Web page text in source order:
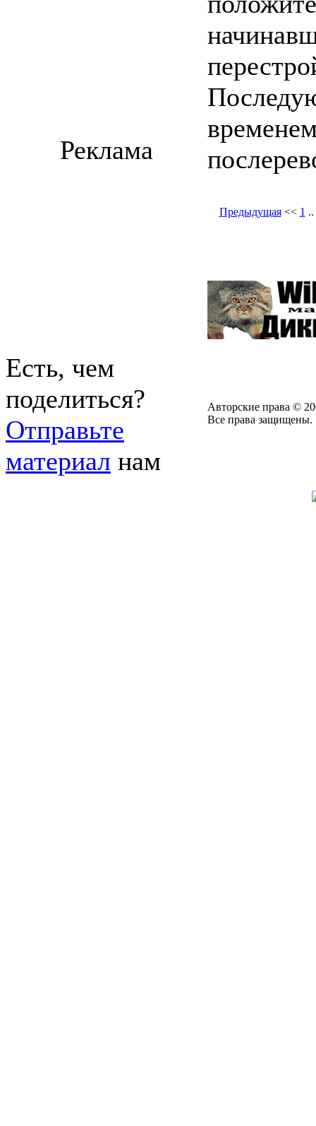
Предыдущая<< 1 ..
Реклама
Есть, чем
поделиться?
Отправьте
материал нам
Авторские права ©
Все права защищены.